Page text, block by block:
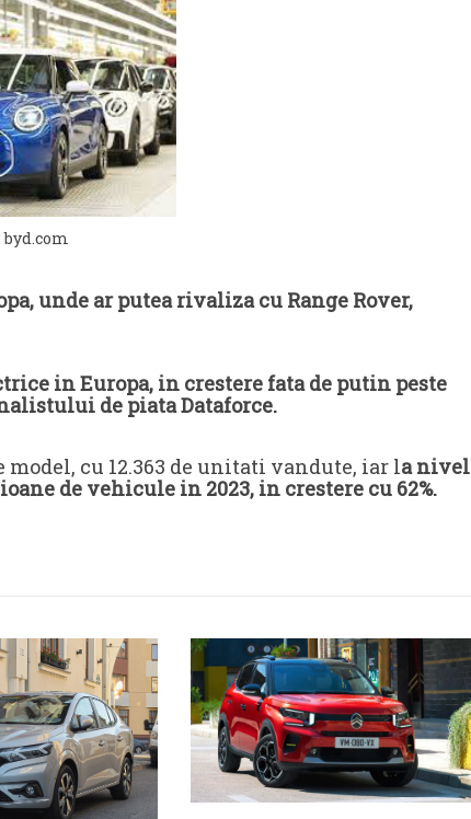
byd.com
unde ar putea rivaliza cu Range Rover,
in Europa, in crestere fata de putin peste
de piata Dataforce.
cu 12.363 de unitati vandute, iar la nivel
de vehicule in 2023, in crestere cu 62%.